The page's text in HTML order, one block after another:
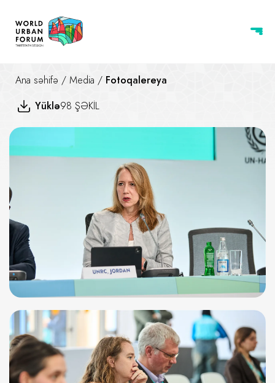
Ana səhifə / Media / Fotoqalereya
Çoxsəviyyəli İdarəetmə və
Yüklə98 ŞƏKİL